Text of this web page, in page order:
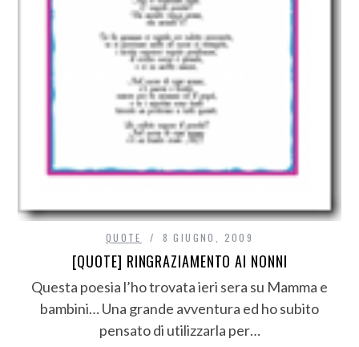
QUOTE 8 GIUGNO, 2009
[QUOTE] RINGRAZIAMENTO AI NONNI
Questa poesia l’ho trovata ieri sera su Mamma e
bambini… Una grande avventura ed ho subito
pensato di utilizzarla per…